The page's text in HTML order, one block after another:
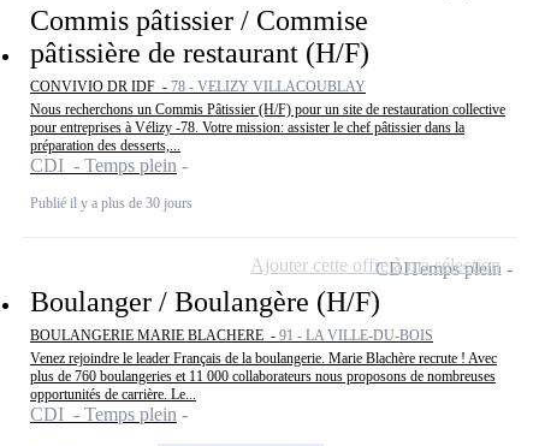
Commis pâtissier / Commise
pâtissière de restaurant (H/F)
CONVIVIO DR IDF - 78 - VELIZY VILLACOUBLAY
Nous recherchons un Commis Pâtissier (H/F) pour un site de restauration collective
pour entreprises à Vélizy -78. Votre mission: assister le chef pâtissier dans la
préparation des desserts,...
CDI - Temps plein
Publié il y a plus de 30 jours
Boulanger / Boulangère (H/F)
BOULANGERIE MARIE BLACHERE - 91 - LA VILLE-DU-BOIS
Venez rejoindre le leader Français de la boulangerie. Marie Blachère recrute ! Avec
plus de 760 boulangeries et 11 000 collaborateurs nous proposons de nombreuses
opportunités de carrière. Le...
CDI - Temps plein
CDITemps plein
Ajouter cette offre à ma sélection